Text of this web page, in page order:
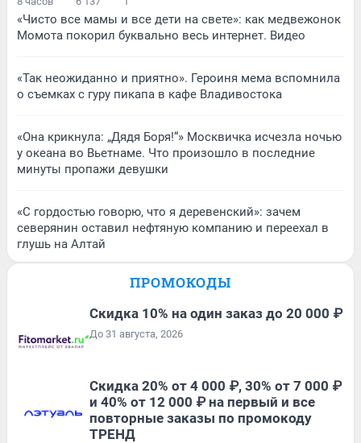
«Чисто все мамы и все дети на свете»: как медвежонок
Момота покорил буквально весь интернет. Видео
«Так неожиданно и приятно». Героиня мема вспомнила
о съемках с гуру пикапа в кафе Владивостока
«Она крикнула: „Дядя Боря!“» Москвичка исчезла ночью
у океана во Вьетнаме. Что произошло в последние
минуты пропажи девушки
«С гордостью говорю, что я деревенский»: зачем
северянин оставил нефтяную компанию и переехал в
глушь на Алтай
ПРОМОКОДЫ
Скидка 10% на один заказ до 20 000 ₽
До 31 августа, 2026
Скидка 20% от 4 000 ₽, 30% от 7 000 ₽
и 40% от 12 000 ₽ на первый и все
повторные заказы по промокоду
ТРЕНД